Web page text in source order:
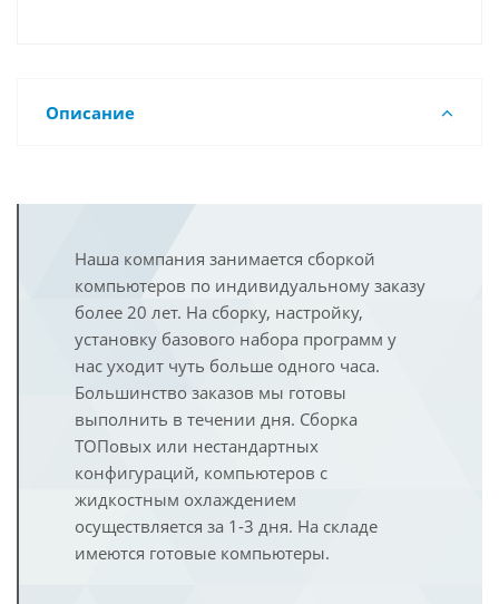
Описание
Наша компания занимается сборкой
компьютеров по индивидуальному заказу
более 20 лет. На сборку, настройку,
установку базового набора программ у
нас уходит чуть больше одного часа.
Большинство заказов мы готовы
выполнить в течении дня. Сборка
ТОПовых или нестандартных
конфигураций, компьютеров с
жидкостным охлаждением
осуществляется за 1-3 дня. На складе
имеются готовые компьютеры.